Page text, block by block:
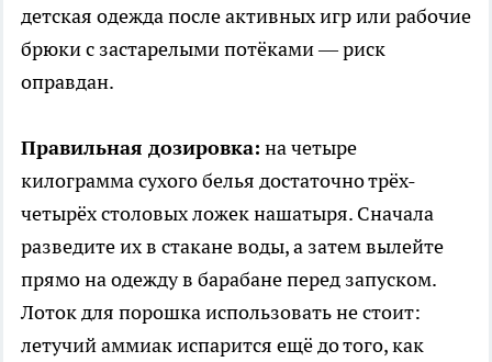
детская одежда после активных игр или рабочие
брюки с застарелыми потёками — риск
оправдан.
Правильная дозировка: на четыре
килограмма сухого белья достаточно трёх-
четырёх столовых ложек нашатыря. Сначала
разведите их в стакане воды, а затем вылейте
прямо на одежду в барабане перед запуском.
Лоток для порошка использовать не стоит:
летучий аммиак испарится ещё до того, как